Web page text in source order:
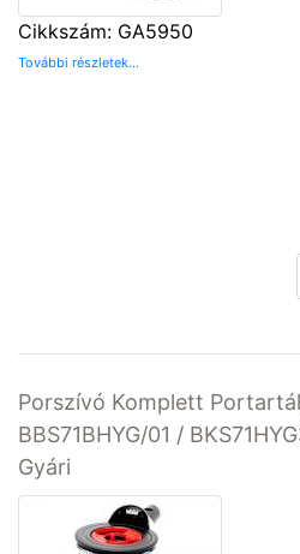
Cikkszám: GA5950
További részletek...
Porszívó Komplett
BBS71BHYG/01 /
Gyári